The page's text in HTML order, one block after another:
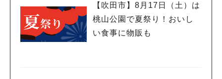
【吹田市】8月17日（土）は
桃山公園で夏祭り！おいし
い食事に物販も